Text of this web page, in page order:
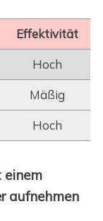
Effektivität
Hoch
Mäßig
Hoch
einem
aufnehmen